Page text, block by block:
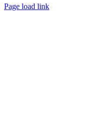
Page load link